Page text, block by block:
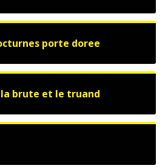
porte doree
la brute et le truand